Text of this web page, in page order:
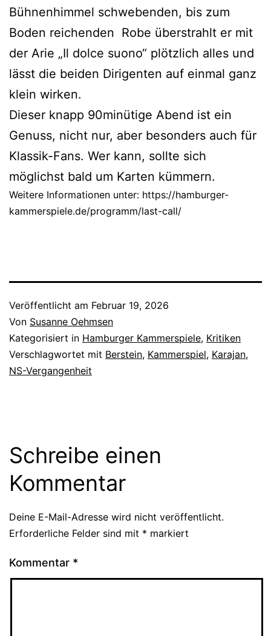
Bühnenhimmel schwebenden, bis zum
Boden reichenden Robe überstrahlt er mit
der Arie „Il dolce suono“ plötzlich alles und
lässt die beiden Dirigenten auf einmal ganz
klein wirken.
Dieser knapp 90minütige Abend ist ein
Genuss, nicht nur, aber besonders auch für
Klassik-Fans. Wer kann, sollte sich
möglichst bald um Karten kümmern.
Weitere Informationen unter: https://hamburger-
kammerspiele.de/programm/last-call/
Veröffentlicht am Februar 19, 2026
Von Susanne Oehmsen
Kategorisiert in Hamburger Kammerspiele, Kritiken
Verschlagwortet mit Berstein, Kammerspiel, Karajan,
NS-Vergangenheit
Schreibe einen
Kommentar
Deine E-Mail-Adresse wird nicht veröffentlicht.
Erforderliche Felder sind mit * markiert
Kommentar *